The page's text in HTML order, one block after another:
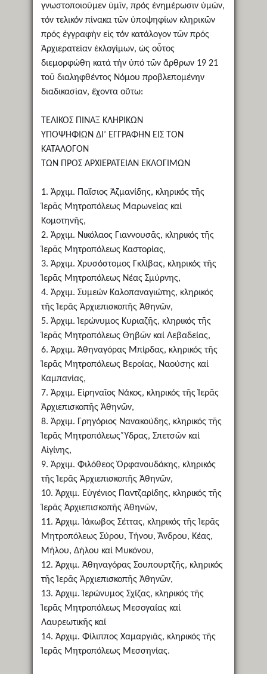
γνωστοποιοῦμεν ὑμῖν, πρός ἐνημέρωσιν ὑμῶν,
τόν τελικόν πίνακα τῶν ὑποψηφίων κληρικῶν
πρός ἐγγραφήν εἰς τόν κατάλογον τῶν πρός
Ἀρχιερατείαν ἐκλογίμων, ὡς οὗτος
διεμορφώθη κατά τήν ὑπό τῶν ἄρθρων 19 21
τοῦ διαληφθέντος Νόμου προβλεπομένην
διαδικασίαν, ἔχοντα οὕτω:
ΤΕΛΙΚΟΣ ΠΙΝΑΞ ΚΛΗΡΙΚΩΝ
ΥΠΟΨΗΦΙΩΝ ΔΙ’ ΕΓΓΡΑΦΗΝ ΕΙΣ ΤΟΝ
ΚΑΤΑΛΟΓΟΝ
ΤΩΝ ΠΡΟΣ ΑΡΧΙΕΡΑΤΕΙΑΝ ΕΚΛΟΓΙΜΩΝ
1. Ἀρχιμ. Παΐσιος Ἀζμανίδης, κληρικός τῆς
Ἱερᾶς Μητροπόλεως Μαρωνείας καί
Κομοτηνῆς,
2. Ἀρχιμ. Νικόλαος Γιαννουσᾶς, κληρικός τῆς
Ἱερᾶς Μητροπόλεως Καστορίας,
3. Ἀρχιμ. Χρυσόστομος Γκλίβας, κληρικός τῆς
Ἱερᾶς Μητροπόλεως Νέας Σμύρνης,
4. Ἀρχιμ. Συμεών Καλοπαναγιώτης, κληρικός
τῆς Ἱερᾶς Ἀρχιεπισκοπῆς Ἀθηνῶν,
5. Ἀρχιμ. Ἱερώνυμος Κυριαζῆς, κληρικός τῆς
Ἱερᾶς Μητροπόλεως Θηβῶν καί Λεβαδείας,
6. Ἀρχιμ. Ἀθηναγόρας Μπίρδας, κληρικός τῆς
Ἱερᾶς Μητροπόλεως Βεροίας, Ναούσης καί
Καμπανίας,
7. Ἀρχιμ. Εἰρηναῖος Νάκος, κληρικός τῆς Ἱερᾶς
Ἀρχιεπισκοπῆς Ἀθηνῶν,
8. Ἀρχιμ. Γρηγόριος Νανακούδης, κληρικός τῆς
Ἱερᾶς Μητροπόλεως Ὕδρας, Σπετσῶν καί
Αἰγίνης,
9. Ἀρχιμ. Φιλόθεος Ὀρφανουδάκης, κληρικός
τῆς Ἱερᾶς Ἀρχιεπισκοπῆς Ἀθηνῶν,
10. Ἀρχιμ. Εὐγένιος Παντζαρίδης, κληρικός τῆς
Ἱερᾶς Ἀρχιεπισκοπῆς Ἀθηνῶν,
11. Ἀρχιμ. Ἰάκωβος Σέττας, κληρικός τῆς Ἱερᾶς
Μητροπόλεως Σύρου, Τήνου, Ἄνδρου, Κέας,
Μήλου, Δήλου καί Μυκόνου,
12. Ἀρχιμ. Ἀθηναγόρας Σουπουρτζῆς, κληρικός
τῆς Ἱερᾶς Ἀρχιεπισκοπῆς Ἀθηνῶν,
13. Ἀρχιμ. Ἱερώνυμος Σχίζας, κληρικός τῆς
Ἱερᾶς Μητροπόλεως Μεσογαίας καί
Λαυρεωτικῆς καί
14. Ἀρχιμ. Φίλιππος Χαμαργιᾶς, κληρικός τῆς
Ἱερᾶς Μητροπόλεως Μεσσηνίας.